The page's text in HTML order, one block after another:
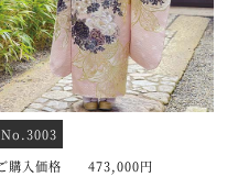
No.3003
購入価格 473,000円